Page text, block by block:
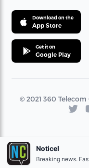
Download on the
App Store
Get it on
Google Play
© 2021 360
Noticel